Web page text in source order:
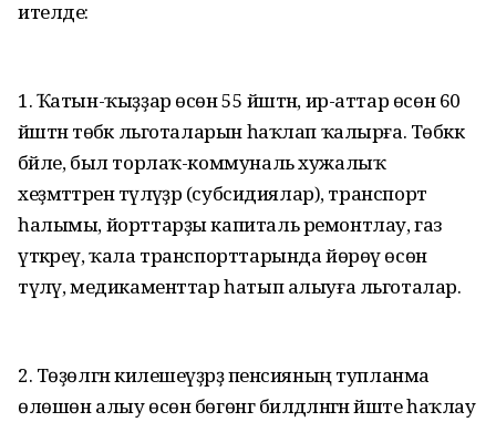
ителде:
1. Ҡатын-ҡыҙҙар өсөн 55 йәштән, ир-аттар өсөн 60
йәштән төбәк льготаларын һаҡлап ҡалырға. Төбәккә
бәйле, был торлаҡ-коммуналь хужалыҡ
хеҙмәттәренә түләүҙәр (субсидиялар), транспорт
һалымы, йорттарҙы капиталь ремонтлау, газ
үткәреү, ҡала транспорттарында йөрөү өсөн
түләү, медикаменттар һатып алыуға льготалар.
2. Төҙөлгән килешеүҙәрҙә пенсияның тупланма
өлөшөн алыу өсөн бөгөнгә билдәләнгән йәште һаҡлау